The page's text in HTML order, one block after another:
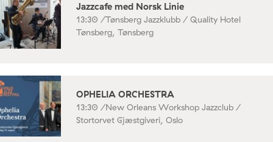
Jazzcafe med Norsk Linie
13:30 /Tønsberg Jazzklubb / Quality Hotel
Tønsberg, Tønsberg
OPHELIA ORCHESTRA
13:30 /New Orleans Workshop Jazzclub /
Stortorvet Gjæstgiveri, Oslo